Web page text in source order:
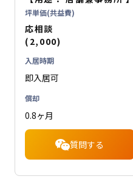
坪単価(共益費)
応相談
(2,000)
入居時期
即入居可
償却
0.8ヶ月
質問する